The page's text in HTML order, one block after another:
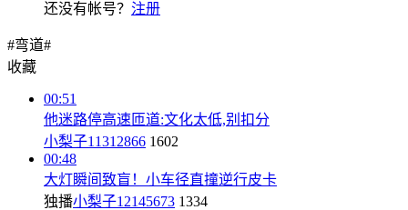
还没有帐号？ 注册
#弯道#
收藏
00:51
他迷路停高速匝道:文化太低,别扣分
小梨子11312866 1602
00:48
大灯瞬间致盲！小车径直撞逆行皮卡
独播小梨子12145673 1334